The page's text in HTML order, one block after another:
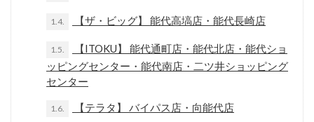
1.4. 【ザ・ビッグ】 能代高塙店・能代長崎店
1.5.
【ITOKU】 能代通町店・能代北店・能代ショ
ッピングセンター・能代南店・二ツ井ショッピング
センター
1.6. 【テラタ】 バイパス店・向能代店